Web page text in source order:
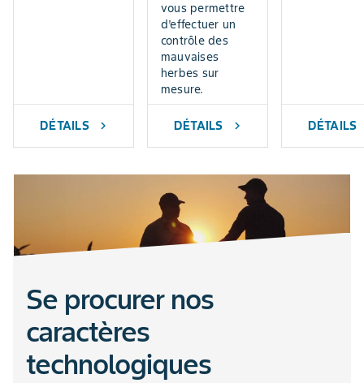
spargoute des champs
tabouret des champs
vesce à feuilles étroites
DÉTAILS chevron_right
vous permettre
d’effectuer un
contrôle des
mauvaises
herbes sur
mesure.
DÉTAILS chevron_right DÉTAILS
Se procurer nos
caractères
technologiques